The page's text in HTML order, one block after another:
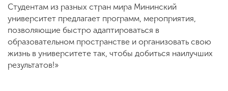
Студентам из разных стран мира Мининский
университет предлагает программ, мероприятия,
позволяющие быстро адаптироваться в
образовательном пространстве и организовать свою
жизнь в университете так, чтобы добиться наилучших
результатов!»